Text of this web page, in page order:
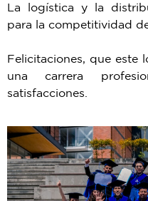
La logística y la
para la competitividad
Felicitaciones, que este
una carrera
satisfacciones.